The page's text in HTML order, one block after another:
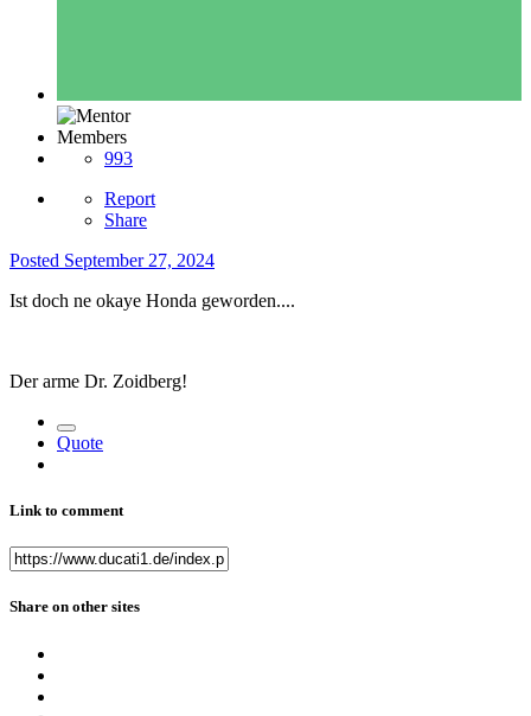
Members
993
Report
Share
Posted September 27, 2024
Ist doch ne okaye Honda geworden....
Der arme Dr. Zoidberg!
Quote
Link to comment
Share on other sites